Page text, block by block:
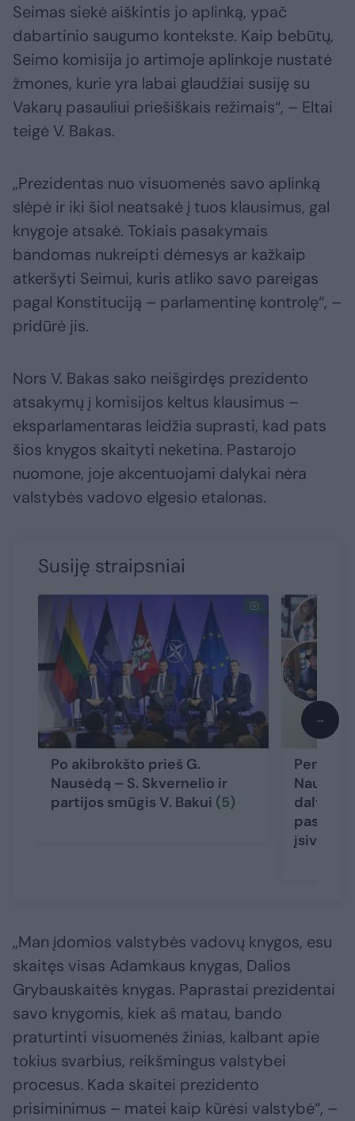
Seimas siekė aiškintis jo aplinką, ypač
dabartinio saugumo kontekste. Kaip bebūtų,
Seimo komisija jo artimoje aplinkoje nustatė
žmones, kurie yra labai glaudžiai susiję su
Vakarų pasauliui priešiškais režimais“, – Eltai
teigė V. Bakas.
„Prezidentas nuo visuomenės savo aplinką
slėpė ir iki šiol neatsakė į tuos klausimus, gal
knygoje atsakė. Tokiais pasakymais
bandomas nukreipti dėmesys ar kažkaip
atkeršyti Seimui, kuris atliko savo pareigas
pagal Konstituciją – parlamentinę kontrolę“, –
pridūrė jis.
Nors V. Bakas sako neišgirdęs prezidento
atsakymų į komisijos keltus klausimus –
eksparlamentaras leidžia suprasti, kad pats
šios knygos skaityti neketina. Pastarojo
nuomone, joje akcentuojami dalykai nėra
valstybės vadovo elgesio etalonas.
Susiję straipsniai
Po akibrokšto prieš G.
Nausėdą – S. Skvernelio ir
partijos smūgis V. Bakui (5)
Penkeri
pasakė
įsivėlė?
→
„Man įdomios valstybės vadovų knygos, esu
skaitęs visas Adamkaus knygas, Dalios
Grybauskaitės knygas. Paprastai prezidentai
savo knygomis, kiek aš matau, bando
praturtinti visuomenės žinias, kalbant apie
tokius svarbius, reikšmingus valstybei
procesus. Kada skaitei prezidento
prisiminimus – matei kaip kūrėsi valstybė“, –